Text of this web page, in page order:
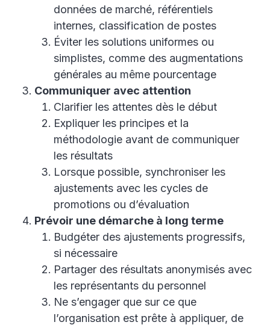
données de marché, référentiels
internes, classification de postes
Éviter les solutions uniformes ou
simplistes, comme des augmentations
générales au même pourcentage
Communiquer avec attention
Clarifier les attentes dès le début
Expliquer les principes et la
méthodologie avant de communiquer
les résultats
Lorsque possible, synchroniser les
ajustements avec les cycles de
promotions ou d’évaluation
Prévoir une démarche à long terme
Budgéter des ajustements progressifs,
si nécessaire
Partager des résultats anonymisés avec
les représentants du personnel
Ne s’engager que sur ce que
l’organisation est prête à appliquer, de